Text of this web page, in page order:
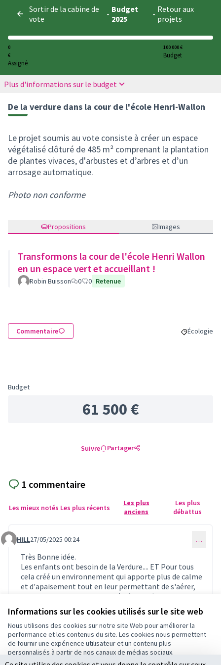
Informations sur les cookies utilisés sur le site web
Nous utilisons des cookies sur notre site Web pour améliorer la
performance et les contenus du site. Les cookies nous permettent
de fournir une expérience utilisateur et un contenu plus
personnalisés à partir de nos canaux de médias sociaux.
Sortir de la cabine de
vote
- Budget
2025
- Retour aux
projets
0
€
Assigné
100 000 €
Budget
Plus d'informations sur le budget
De la verdure dans la cour de l'école Henri-Wallon
Le projet soumis au vote consiste à créer un espace
végétalisé clôturé de 485 m² comprenant la plantation
de plantes vivaces, d'arbustes et d’arbres et d’un
arrosage automatique.
Photo non conforme
Propositions Images
Transformons la cour de l'école Henri Wallon
en un espace vert et accueillant !
Robin Buisson 0 0 Retenue
Commentaire Filtrer les
Écologie
Budget
61 500 €
Suivre Partager
1 commentaire
Les mieux notés Les plus récents
Les plus
anciens
Les plus
débattus
Commentaire 1189
HILL27/05/2025 00:24 …
Très Bonne idée.
Les enfants ont besoin de la Verdure.... ET Pour tous
cela créé un environnement qui apporte plus de calme
et d'apaisement tout en leur permettant de s'aérer,
jouer principe d'une cour de récréation (et de l'ombre
l'été) 🤗
0
Panneau de gestion des cookies